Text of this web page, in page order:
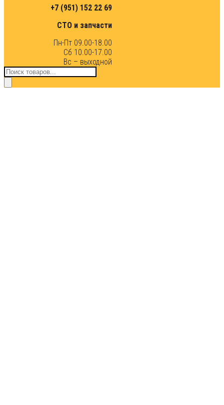
+7 (951) 152 22 69
СТО и запчасти
Пн-Пт 09.00-18.00
Сб 10.00-17.00
Вс – выходной
Поиск
товаров